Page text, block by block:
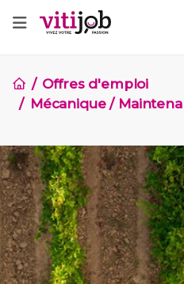
Offres d'emploi
Mécanique /